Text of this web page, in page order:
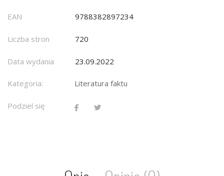
EAN 9788382897234
Liczba stron 720
Data wydania 23.09.2022
Kategoria: Literatura faktu
Podziel się